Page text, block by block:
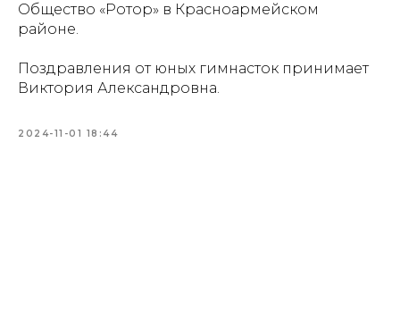
Общество «Ротор» в Красноармейском
районе.
Поздравления от юных гимнасток принимает
Виктория Александровна.
2024-11-01 18:44